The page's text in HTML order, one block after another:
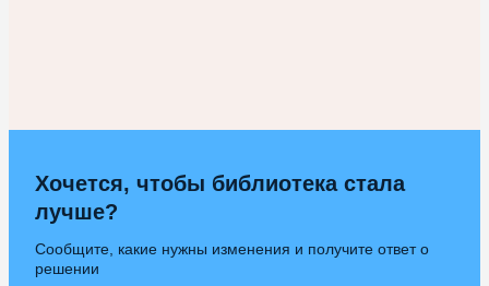
Хочется, чтобы библиотека стала
лучше?
Сообщите, какие нужны изменения и получите ответ о
решении